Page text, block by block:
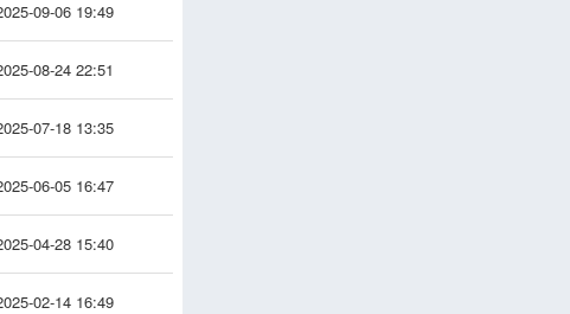
09-06 19:49
08-24 22:51
07-18 13:35
06-05 16:47
04-28 15:40
02-14 16:49